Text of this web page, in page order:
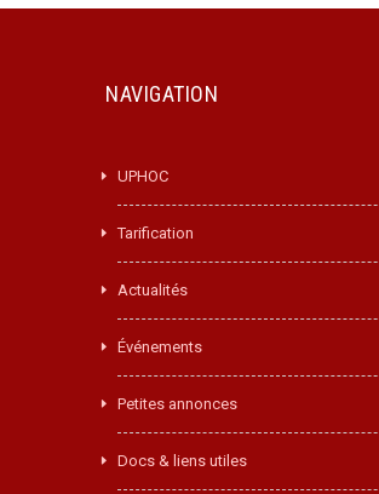
NAVIGATION
UPHOC
Tarification
Actualités
Événements
Petites annonces
Docs & liens utiles